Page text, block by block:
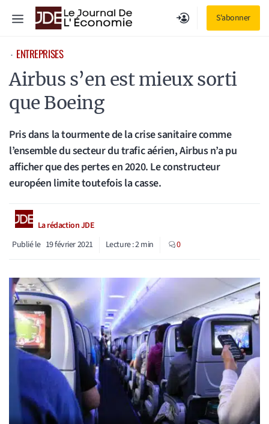
S'abonner
Menu
⋅ ENTREPRISES
Airbus s’en est mieux sorti
que Boeing
Pris dans la tourmente de la crise sanitaire comme
l’ensemble du secteur du trafic aérien, Airbus n’a pu
afficher que des pertes en 2020. Le constructeur
européen limite toutefois la casse.
La rédaction JDE
Publié le 19 février 2021 Lecture :2min 0